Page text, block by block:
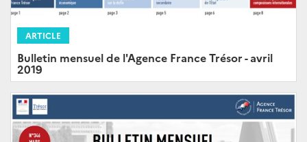
ARTICLE
Bulletin mensuel de l'Agence France Trésor - avril
2019